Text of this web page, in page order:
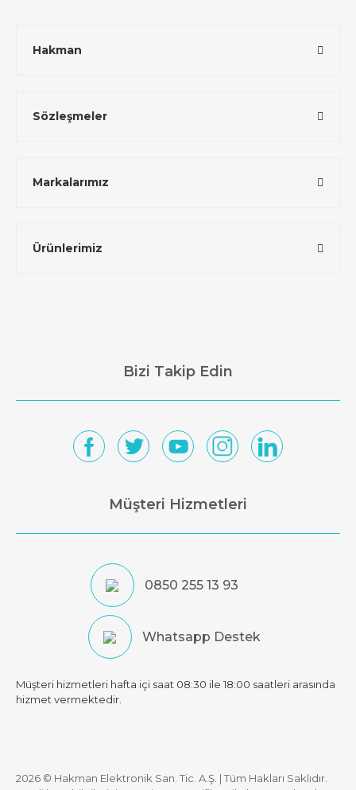
Hakman
Sözleşmeler
Markalarımız
Ürünlerimiz
Bizi Takip Edin
Müşteri Hizmetleri
0850 255 13 93
Whatsapp Destek
Müşteri hizmetleri hafta içi saat 08:30 ile 18:00 saatleri arasında
hizmet vermektedir.
2026 © Hakman Elektronik San. Tic. A.Ş. | Tüm Hakları Saklıdır.